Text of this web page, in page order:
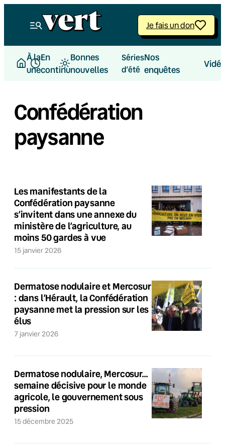
Je fais un don
À la
une
En
continu
Bonnes
nouvelles
Séries
d’été
Nos
enquêtes
Confédération
paysanne
Les manifestants de la
Confédération paysanne
s’invitent dans une annexe du
ministère de l’agriculture, au
moins 50 gardes à vue
15 janvier 2026
Dermatose nodulaire et Mercosur
: dans l’Hérault, la Confédération
paysanne met la pression sur les
élus
7 janvier 2026
Dermatose nodulaire, Mercosur…
semaine décisive pour le monde
agricole, le gouvernement sous
pression
15 décembre 2025